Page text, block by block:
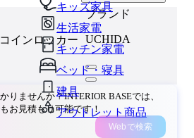
キッズ家具
生活家電
キッチン家電
ベッド・寝具
建具
アウトレット商品
インロッカー
ブランド
UCHIDA
りませんか？INTERIOR BASEでは、
お見積もり可能です！
Webで検索